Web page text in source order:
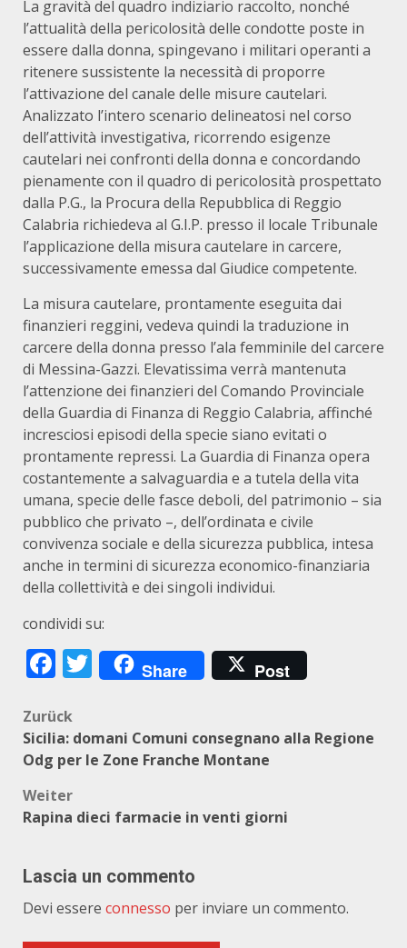
La gravità del quadro indiziario raccolto, nonché
l’attualità della pericolosità delle condotte poste in
essere dalla donna, spingevano i militari operanti a
ritenere sussistente la necessità di proporre
l’attivazione del canale delle misure cautelari.
Analizzato l’intero scenario delineatosi nel corso
dell’attività investigativa, ricorrendo esigenze
cautelari nei confronti della donna e concordando
pienamente con il quadro di pericolosità prospettato
dalla P.G., la Procura della Repubblica di Reggio
Calabria richiedeva al G.I.P. presso il locale Tribunale
l’applicazione della misura cautelare in carcere,
successivamente emessa dal Giudice competente.
La misura cautelare, prontamente eseguita dai
finanzieri reggini, vedeva quindi la traduzione in
carcere della donna presso l’ala femminile del carcere
di Messina-Gazzi. Elevatissima verrà mantenuta
l’attenzione dei finanzieri del Comando Provinciale
della Guardia di Finanza di Reggio Calabria, affinché
incresciosi episodi della specie siano evitati o
prontamente repressi. La Guardia di Finanza opera
costantemente a salvaguardia e a tutela della vita
umana, specie delle fasce deboli, del patrimonio – sia
pubblico che privato –, dell’ordinata e civile
convivenza sociale e della sicurezza pubblica, intesa
anche in termini di sicurezza economico-finanziaria
della collettività e dei singoli individui.
condividi su:
Facebook
Twitter
Share Post
Beitragsnavigation
Zurück
Sicilia: domani Comuni consegnano alla Regione
Odg per le Zone Franche Montane
Weiter
Rapina dieci farmacie in venti giorni
Lascia un commento
Devi essere connesso per inviare un commento.